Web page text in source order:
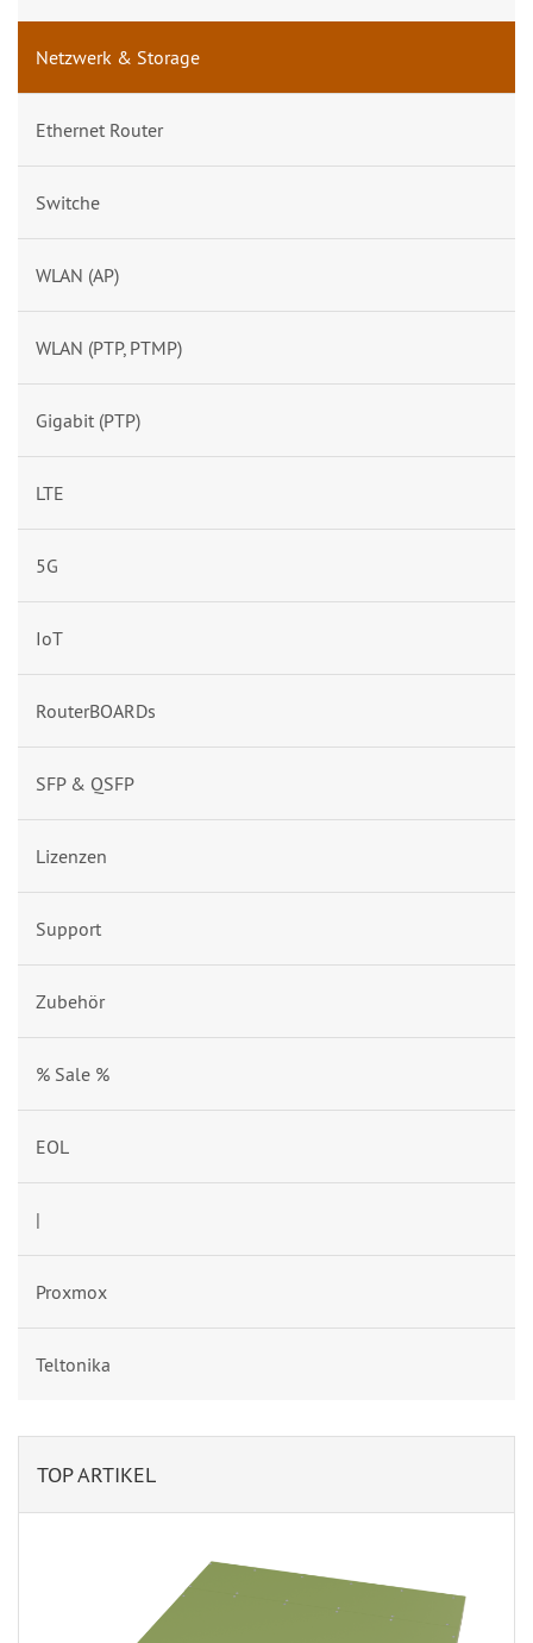
Netzwerk & Storage
Ethernet Router
Switche
WLAN (AP)
WLAN (PTP, PTMP)
Gigabit (PTP)
LTE
5G
IoT
RouterBOARDs
SFP & QSFP
Lizenzen
Support
Zubehör
% Sale %
EOL
|
Proxmox
Teltonika
TOP ARTIKEL